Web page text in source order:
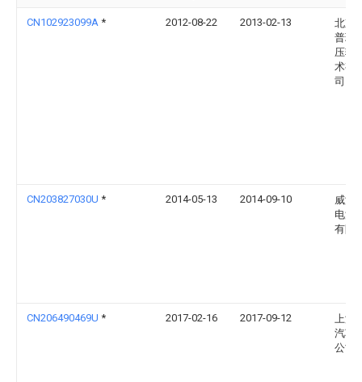
CN102923099A * 2012-08-22 2013-02-13
北京
普瑞
压输
术有
司
CN203827030U * 2014-05-13 2014-09-10
威海
电源
有限
CN206490469U * 2017-02-16 2017-09-12
上海
汽车
公司